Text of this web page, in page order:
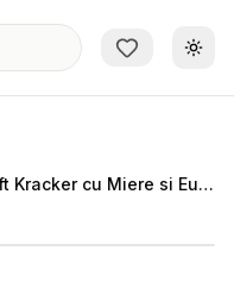
Batoane pentru Nimfa, Vitakraft Kracker cu Miere si Eucalipt, 180 g